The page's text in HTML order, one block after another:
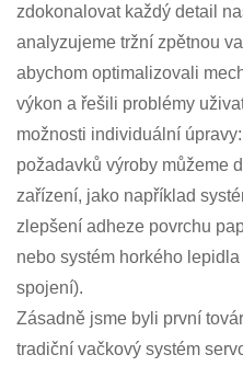
zdokonalovat každý detail
analyzujeme tržní zpětnou
abychom optimalizovali
výkon a řešili problémy
možnosti individuální
požadavků výroby můžeme
zařízení, jako například
zlepšení adheze povrchu
nebo systém horkého
spojení).
Zásadně jsme byli první
tradiční vačkový systém